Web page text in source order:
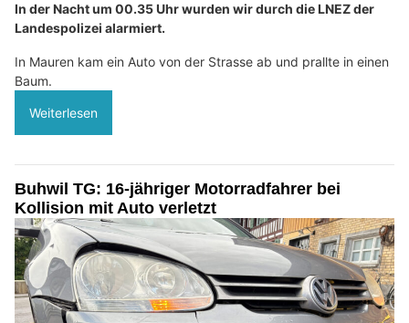
In der Nacht um 00.35 Uhr wurden wir durch die LNEZ der
Landespolizei alarmiert.
In Mauren kam ein Auto von der Strasse ab und prallte in einen
Baum.
Weiterlesen
Buhwil TG: 16-jähriger Motorradfahrer bei
Kollision mit Auto verletzt